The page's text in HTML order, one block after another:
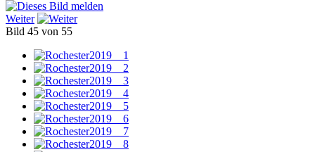
Weiter
Bild 45 von 55